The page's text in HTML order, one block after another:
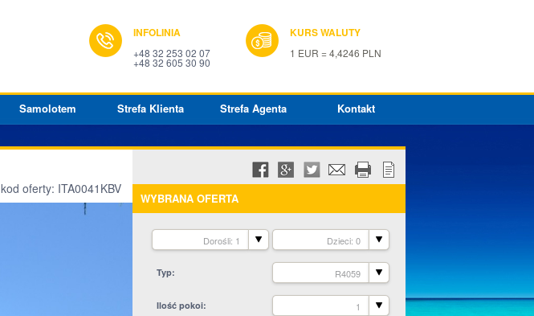
INFOLINIA
+48 32 253 02 07
+48 32 605 30 90
KURS WALUTY
1 EUR = 4,4246 PLN
Samolotem Strefa Klienta Strefa Agenta Kontakt
kod oferty: ITA0041KBV
WYBRANA OFERTA
Dorośli: 1 Dzieci: 0
Typ R4059
Ilość pokoi 1